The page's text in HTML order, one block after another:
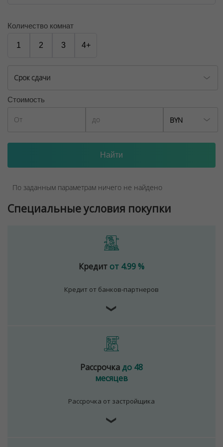
04.09.2025
Количество комнат
1 2 3 4+
Срок сдачи
Стоимость
BYN
По заданным параметрам ничего не найдено
Специальные условия покупки
Кредит от 4.99 %
Кредит от банков-партнеров
❯
Рассрочкадо 48
месяцев
Рассрочка от застройщика
❯